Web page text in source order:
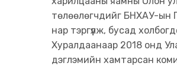
төлөөлөгчдийг БНХАУ-ын
нар тэргүүлж, бусад
Хуралдаанаар 2018 онд
дэглэмийн хамтарсан